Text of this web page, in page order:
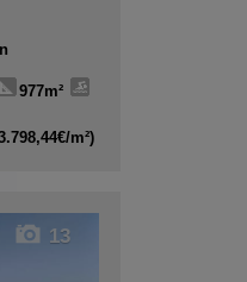
977m²
m²)
13